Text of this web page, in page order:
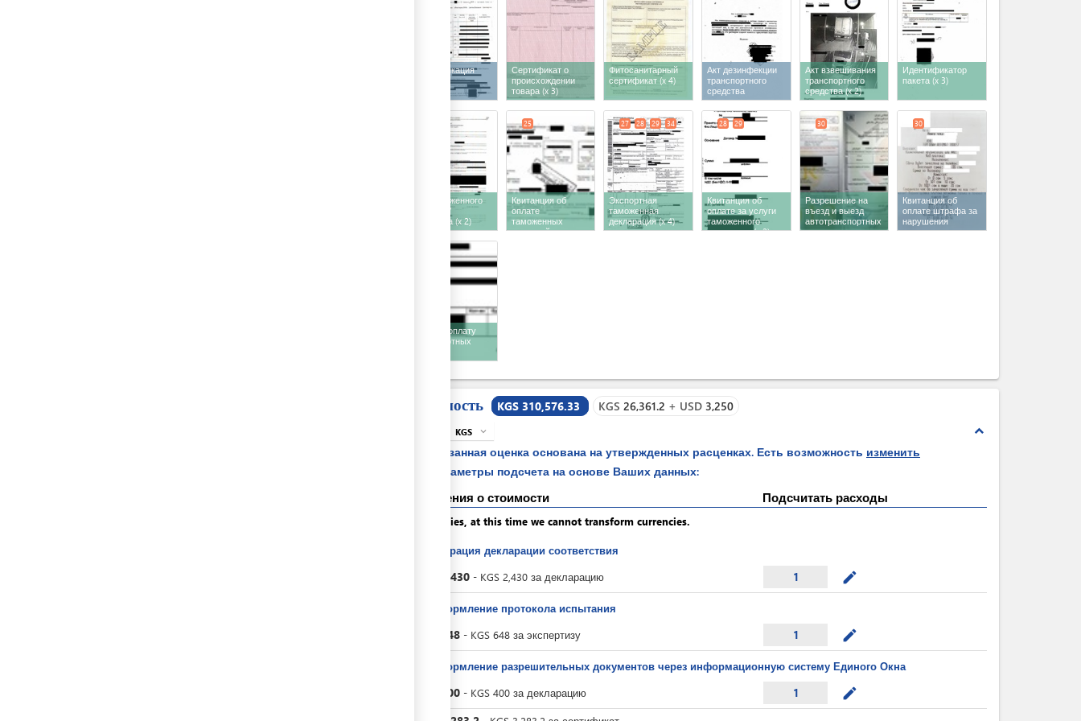
Спецификация
Сертификат о
происхождении
товара(x 3)
Фитосанитарный
сертификат (x 4)
Акт дезинфекции
транспортного
средства
Акт взвешивания
транспортного
средства(x 2)
Идентификатор
пакета (x 3)
Акт таможенного
осмотра/
досмотра (x 2)
Квитанция об
оплате
таможенных
платежей
25
Экспортная
таможенная
декларация(x 4)
27 28 29 34
Квитанция об
оплате за услуги
таможенного
терминала(x 2)
28 29
Разрешение на
въезд и выезд
автотранспортных
средств
30
Квитанция об
оплате штрафа за
нарушения
порядка
30
Счёт на оплату
транспортных
Стоимость KGS 310,576.33 KGS 26,361.2 + USD 3,250
expand_less
KGS expand_more
Указанная оценка основана на утвержденных расценках. Есть возможность изменить
параметры подсчета на основе Ваших данных:
Сведения о стоимости Подсчитать расходы
Apologies, at this time we cannot transform currencies.
Регистрация декларации соответствия
2,430 - KGS 2,430 за декларацию 1 mode_edit
За оформление протокола испытания
648 - KGS 648 за экспертизу 1 mode_edit
За оформление разрешительных документов через информационную систему Единого Окна
400 - KGS 400 за декларацию 1 mode_edit